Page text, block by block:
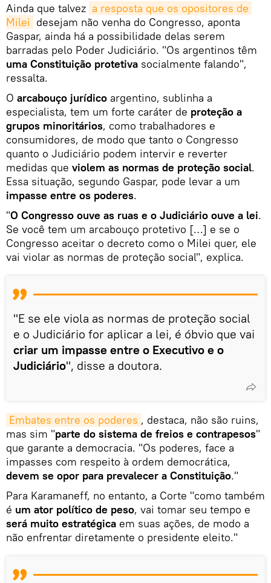
Ainda que talvez a resposta que os opositores de
Milei desejam não venha do Congresso, aponta
Gaspar, ainda há a possibilidade delas serem
barradas pelo Poder Judiciário. "Os argentinos têm
uma Constituição protetiva socialmente falando",
ressalta.
O arcabouço jurídico argentino, sublinha a
especialista, tem um forte caráter de proteção a
grupos minoritários, como trabalhadores e
consumidores, de modo que tanto o Congresso
quanto o Judiciário podem intervir e reverter
medidas que violem as normas de proteção social.
Essa situação, segundo Gaspar, pode levar a um
impasse entre os poderes.
"O Congresso ouve as ruas e o Judiciário ouve a lei.
Se você tem um arcabouço protetivo […] e se o
Congresso aceitar o decreto como o Milei quer, ele
vai violar as normas de proteção social", explica.
"E se ele viola as normas de proteção social
e o Judiciário for aplicar a lei, é óbvio que vai
criar um impasse entre o Executivo e o
Judiciário", disse a doutora.
Embates entre os poderes , destaca, não são ruins,
mas sim "parte do sistema de freios e contrapesos"
que garante a democracia. "Os poderes, face a
impasses com respeito à ordem democrática,
devem se opor para prevalecer a Constituição."
Para Karamaneff, no entanto, a Corte "como também
é um ator político de peso, vai tomar seu tempo e
será muito estratégica em suas ações, de modo a
não enfrentar diretamente o presidente eleito."